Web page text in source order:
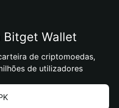
Bitget Wallet
de criptomoedas,
de utilizadores